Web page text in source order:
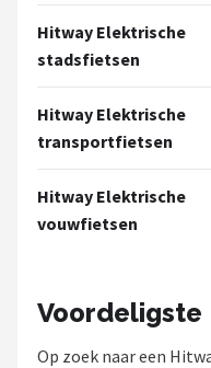
New Looxs
BBB Cycling
Voltano
Hitway Elektrische
stadsfietsen
Hitway Elektrische
transportfietsen
Hitway Elektrische
vouwfietsen
Voordeligste
Op zoek naar een